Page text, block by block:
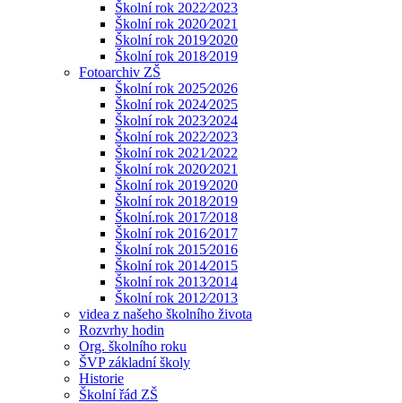
Školní rok 2022⁄2023
Školní rok 2020⁄2021
Školní rok 2019⁄2020
Školní rok 2018⁄2019
Fotoarchiv ZŠ
Školní rok 2025⁄2026
Školní rok 2024⁄2025
Školní rok 2023⁄2024
Školní rok 2022⁄2023
Školní rok 2021⁄2022
Školní rok 2020⁄2021
Školní rok 2019⁄2020
Školní rok 2018⁄2019
Školní.rok 2017⁄2018
Školní rok 2016⁄2017
Školní rok 2015⁄2016
Školní rok 2014⁄2015
Školní rok 2013⁄2014
Školní rok 2012⁄2013
videa z našeho školního života
Rozvrhy hodin
Org. školního roku
ŠVP základní školy
Historie
Školní řád ZŠ